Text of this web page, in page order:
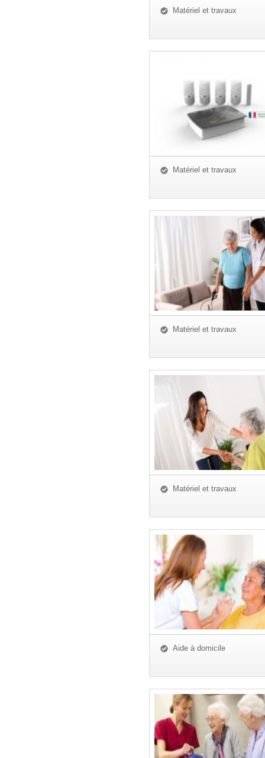
Matériel et travaux
Matériel et travaux
Matériel et travaux
Matériel et travaux
Aide à domicile